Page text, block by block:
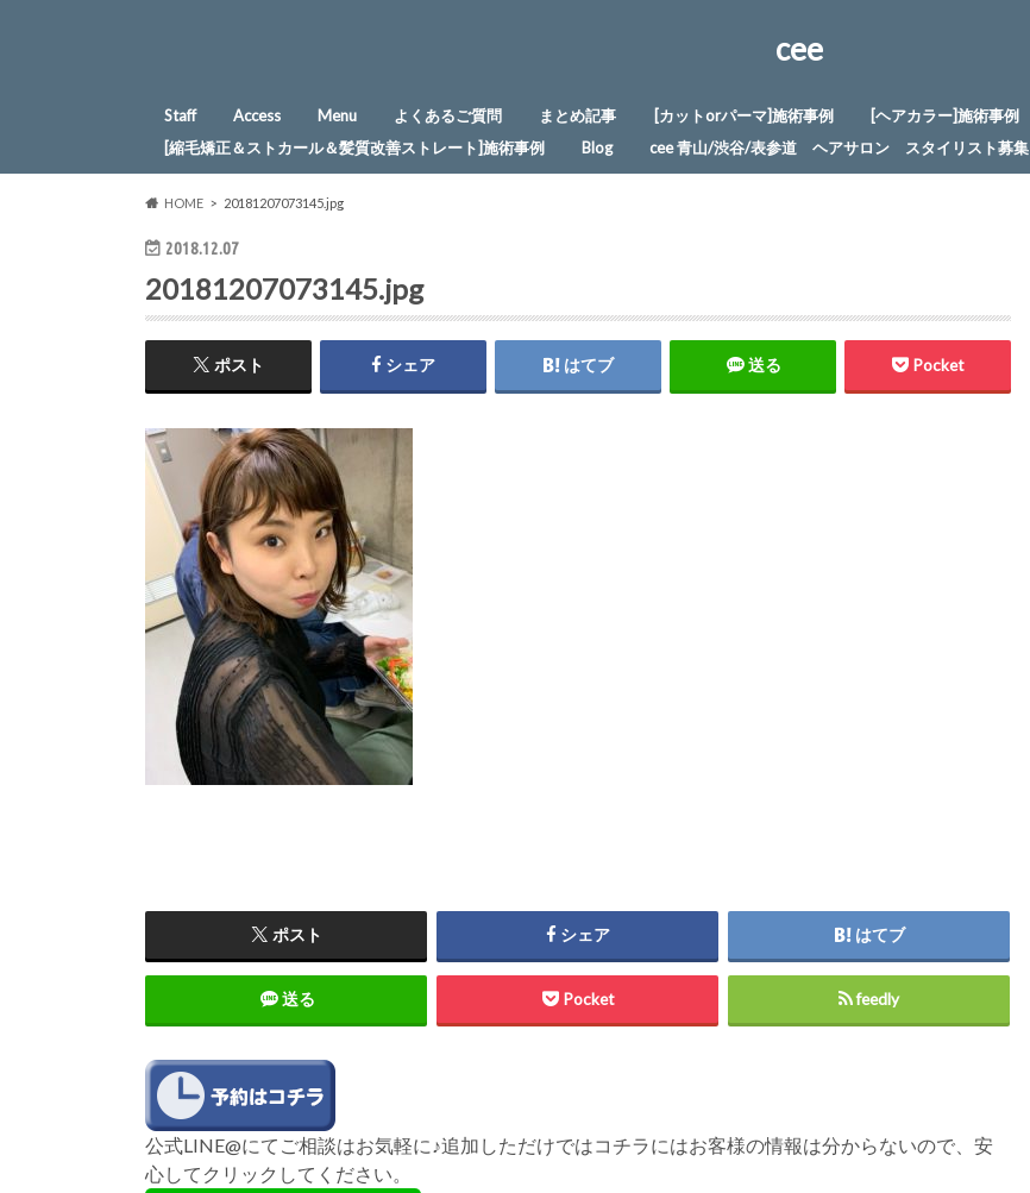
cee
Staff Access Menu よくあるご質問 まとめ記事 [カットorパーマ]施術事例
[ヘアカラー]施術事例
[縮毛矯正＆ストカール＆髪質改善ストレート]施術事例
Blog cee 青山/渋谷/表参道 ヘアサロン スタイリスト募集
HOME 20181207073145.jpg
2018.12.07
20181207073145.jpg
ポスト シェア はてブ 送る Pocket
ポスト シェア はてブ
送る Pocket feedly
公式LINE@にてご相談はお気軽に♪追加しただけではコチラにはお客様の情報は分からないので、安
心してクリックしてください。